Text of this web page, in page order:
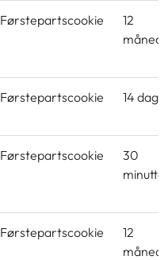
Førstepartscookie
12
Førstepartscookie 14 dage
Førstepartscookie
30
Førstepartscookie
12